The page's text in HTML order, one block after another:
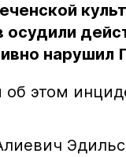
осудили
нарушил
этом